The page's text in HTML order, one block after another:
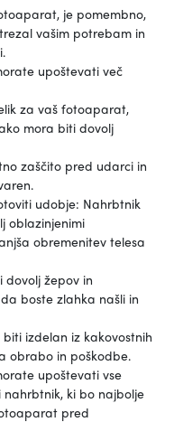
je pomembno,
vašim potrebam in
upoštevati več
za vaš fotoaparat,
mora biti dovolj
zaščito pred udarci in
udobje: Nahrbtnik
oblazinjenimi
obremenitev telesa
dovolj žepov in
boste zlahka našli in
izdelan iz kakovostnih
obrabo in poškodbe.
upoštevati vse
ki bo najbolje
pred